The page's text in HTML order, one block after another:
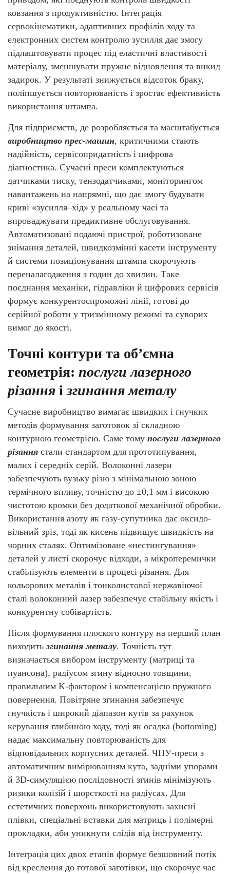
ковзання з продуктивністю. Інтеграція
сервокінематики, адаптивних профілів ходу та
електронних систем контролю зусилля дає змогу
підлаштовувати процес під еластичні властивості
матеріалу, зменшувати пружне відновлення та викид
задирок. У результаті знижується відсоток браку,
поліпшується повторюваність і зростає ефективність
використання штампа.
Для підприємств, де розробляється та масштабується
виробництво прес-машин, критичними стають
надійність, сервісопридатність і цифрова
діагностика. Сучасні преси комплектуються
датчиками тиску, тензодатчиками, моніторингом
навантажень на напрямні, що дає змогу будувати
криві «зусилля–хід» у реальному часі та
впроваджувати предиктивне обслуговування.
Автоматизовані подаючі пристрої, роботизоване
знімання деталей, швидкозмінні касети інструменту
й системи позиціонування штампа скорочують
переналагодження з годин до хвилин. Таке
поєднання механіки, гідравліки й цифрових сервісів
формує конкурентоспроможні лінії, готові до
серійної роботи у тризмінному режимі та суворих
вимог до якості.
Точні контури та об’ємна
геометрія: послуги лазерного
різання ізгинання металу
Сучасне виробництво вимагає швидких і гнучких
методів формування заготовок зі складною
контурною геометрією. Саме тому послуги лазерного
різання стали стандартом для прототипування,
малих і середніх серій. Волоконні лазери
забезпечують вузьку різю з мінімальною зоною
термічного впливу, точністю до ±0,1 мм і високою
чистотою кромки без додаткової механічної обробки.
Використання азоту як газу-супутника дає оксидо-
вільний зріз, тоді як кисень підвищує швидкість на
чорних сталях. Оптимізоване «нестингування»
деталей у листі скорочує відходи, а мікроперемички
стабілізують елементи в процесі різання. Для
кольорових металів і тонколистової нержавіючої
сталі волоконний лазер забезпечує стабільну якість і
конкурентну собівартість.
Після формування плоского контуру на перший план
виходитьзгинання металу. Точність тут
визначається вибором інструменту (матриці та
пуансона), радіусом згину відносно товщини,
правильним K-фактором і компенсацією пружного
повернення. Повітряне згинання забезпечує
гнучкість і широкий діапазон кутів за рахунок
керування глибиною ходу, тоді як осадка (bottoming)
надає максимальну повторюваність для
відповідальних корпусних деталей. ЧПУ-преси з
автоматичним вимірюванням кута, задніми упорами
й 3D-симуляцією послідовності згинів мінімізують
ризики колізій і шорсткості на радіусах. Для
естетичних поверхонь використовують захисні
плівки, спеціальні вставки для матриць і полімерні
прокладки, аби уникнути слідів від інструменту.
Інтеграція цих двох етапів формує безшовний потік
від креслення до готової заготівки, що скорочує час